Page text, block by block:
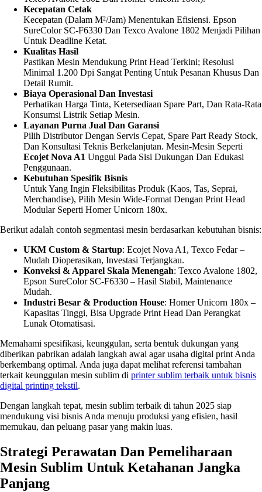
Kecepatan Cetak
Kecepatan (dalam M²/jam) Menentukan Efisiensi. Epson
SureColor SC-F6330 Dan Texco Avalone 1802 Menjadi Pilihan
Untuk Deadline Ketat.
Kualitas Hasil
Pastikan Mesin Mendukung Print Head Terkini; Resolusi
Minimal 1.200 Dpi Sangat Penting Untuk Pesanan Khusus Dan
Detail Rumit.
Biaya Operasional Dan Investasi
Perhatikan Harga Tinta, Ketersediaan Spare Part, Dan Rata-Rata
Konsumsi Listrik Setiap Mesin.
Layanan Purna Jual Dan Garansi
Pilih Distributor Dengan Servis Cepat, Spare Part Ready Stock,
Dan Konsultasi Teknis Berkelanjutan. Mesin-Mesin Seperti
Ecojet Nova A1 Unggul Pada Sisi Dukungan Dan Edukasi
Penggunaan.
Kebutuhan Spesifik Bisnis
Untuk Yang Ingin Fleksibilitas Produk (kaos, Tas, Seprai,
Merchandise), Pilih Mesin Wide-Format Dengan Print Head
Modular Seperti Homer Unicorn 180x.
Berikut adalah contoh segmentasi mesin berdasarkan kebutuhan bisnis:
UKM Custom & Startup: Ecojet Nova A1, Texco Fedar –
Mudah Dioperasikan, Investasi Terjangkau.
Konveksi & Apparel Skala Menengah: Texco Avalone 1802,
Epson SureColor SC-F6330 – Hasil Stabil, Maintenance
Mudah.
Industri Besar & Production House: Homer Unicorn 180x –
Kapasitas Tinggi, Bisa Upgrade Print Head Dan Perangkat
Lunak Otomatisasi.
Memahami spesifikasi, keunggulan, serta bentuk dukungan yang
diberikan pabrikan adalah langkah awal agar usaha digital print Anda
berkembang optimal. Anda juga dapat melihat referensi tambahan
terkait keunggulan mesin sublim di printer sublim terbaik untuk bisnis
digital printing tekstil.
Dengan langkah tepat, mesin sublim terbaik di tahun 2025 siap
mendukung visi bisnis Anda menuju produksi yang efisien, hasil
memukau, dan peluang pasar yang makin luas.
Strategi Perawatan Dan Pemeliharaan
Mesin Sublim Untuk Ketahanan Jangka
Panjang